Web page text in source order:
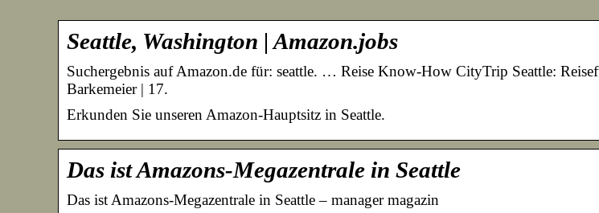
Seattle, Washington | Amazon.jobs
Suchergebnis auf Amazon.de für: seattle. … Reise Know-How CityTrip Seattle:
Barkemeier | 17.
Erkunden Sie unseren Amazon-Hauptsitz in Seattle.
Das ist Amazons-Megazentrale in Seattle
Das ist Amazons-Megazentrale in Seattle – manager magazin